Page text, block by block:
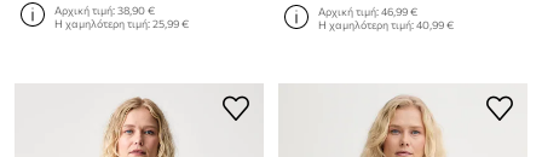
Αρχική τιμή:38,90 €
Η χαμηλότερη τιμή:25,99 €
Αρχική τιμή:46,99 €
Η χαμηλότερη τιμή:40,99 €